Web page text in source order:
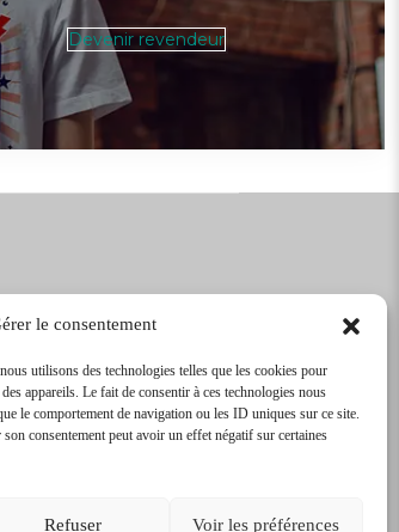
le consentement
utilisons des technologies telles que les cookies pour
appareils. Le fait de consentir à ces technologies nous
le comportement de navigation ou les ID uniques sur ce site.
consentement peut avoir un effet négatif sur certaines
Refuser Voir les préférences
Devenir revendeur